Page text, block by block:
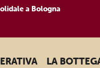
a Bologna
LA